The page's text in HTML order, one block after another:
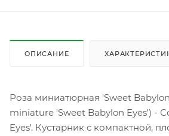
ОПИСАНИЕ
Роза миниатюрная 'Sweet Babylon
miniature 'Sweet Babylon Eyes') -
Eyes'. Кустарник c компактной,